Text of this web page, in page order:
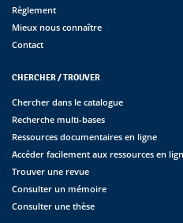
Règlement
Mieux nous connaître
Contact
CHERCHER / TROUVER
Chercher dans le catalogue
Recherche multi-bases
Ressources documentaires en ligne
Accéder facilement aux ressources en
Trouver une revue
Consulter un mémoire
Consulter une thèse